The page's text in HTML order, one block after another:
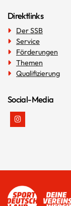
Direktlinks
Der SSB
Service
Förderungen
Themen
Qualifizierung
Social-Media